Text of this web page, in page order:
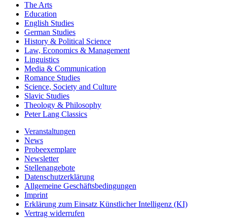
The Arts
Education
English Studies
German Studies
History & Political Science
Law, Economics & Management
Linguistics
Media & Communication
Romance Studies
Science, Society and Culture
Slavic Studies
Theology & Philosophy
Peter Lang Classics
Veranstaltungen
News
Probeexemplare
Newsletter
Stellenangebote
Datenschutzerklärung
Allgemeine Geschäftsbedingungen
Imprint
Erklärung zum Einsatz Künstlicher Intelligenz (KI)
Vertrag widerrufen